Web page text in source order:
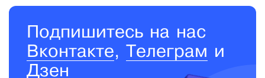
Подпишитесь на нас
Вконтакте, Телеграм и
Дзен